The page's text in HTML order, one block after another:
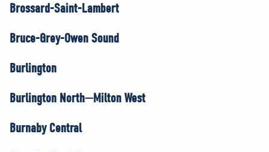
Brossard-Saint-Lambert
Bruce-Grey-Owen Sound
Burlington
Burlington North—Milton West
Burnaby Central